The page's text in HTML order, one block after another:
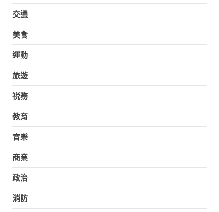
交通
美食
運動
旅遊
祱務
教育
音樂
商業
政治
消防